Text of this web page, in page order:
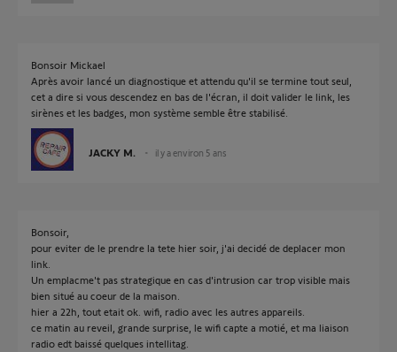
Bonsoir Mickael
Après avoir lancé un diagnostique et attendu qu'il se termine tout seul,
cet a dire si vous descendez en bas de l'écran, il doit valider le link, les
sirènes et les badges, mon système semble être stabilisé.
JACKY M. il y a environ 5 ans
Bonsoir,
pour eviter de le prendre la tete hier soir, j'ai decidé de deplacer mon
link.
Un emplacme't pas strategique en cas d'intrusion car trop visible mais
bien situé au coeur de la maison.
hier a 22h, tout etait ok. wifi, radio avec les autres appareils.
ce matin au reveil, grande surprise, le wifi capte a motié, et ma liaison
radio edt baissé quelques intellitag.